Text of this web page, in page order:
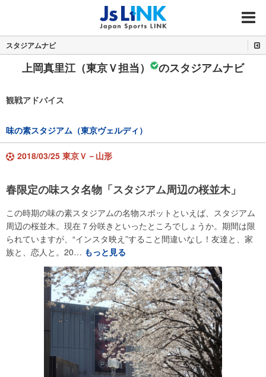
MENU
スタジアムナビ
上岡真里江（東京Ｖ担当） のスタジアムナビ
観戦アドバイス
味の素スタジアム（東京ヴェルディ）
2018/03/25 東京Ｖ－山形
春限定の味スタ名物「スタジアム周辺の桜並木」
この時期の味の素スタジアムの名物スポットといえば、スタジアム
周辺の桜並木。現在７分咲きといったところでしょうか。期間は限
られていますが、“インスタ映え”すること間違いなし！友達と、家
族と、恋人と。20… もっと見る